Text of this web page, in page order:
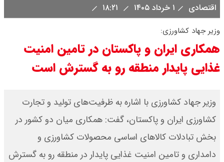
اقتصادی ۱ خرداد ۱۴۰۵
وزیر جهاد کشاورزی:
همکاری‌ ایران و پاکستان در تامین امنیت
غذایی پایدار منطقه رو به گسترش است
وزیر جهاد کشاورزی با اشاره به ظرفیت‌های تولید و تجارت
کشاورزی ایران و پاکستان، گفت: همکاری‌ میان دو کشور در
بخش تبادلات کالاهای اساسی محصولات کشاورزی و
دامداری و تامین امنیت غذایی پایدار در منطقه رو به گسترش